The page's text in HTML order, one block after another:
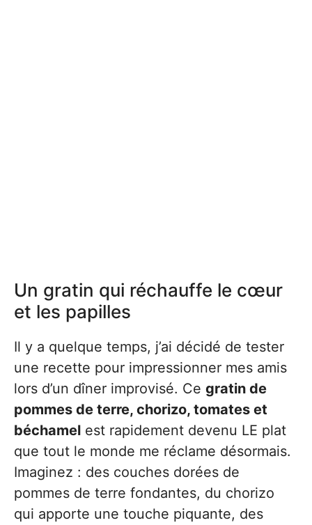
Un gratin qui réchauffe le cœur
et les papilles
Il y a quelque temps, j’ai décidé de tester
une recette pour impressionner mes amis
lors d’un dîner improvisé. Ce gratin de
pommes de terre, chorizo, tomates et
béchamel est rapidement devenu LE plat
que tout le monde me réclame désormais.
Imaginez : des couches dorées de
pommes de terre fondantes, du chorizo
qui apporte une touche piquante, des